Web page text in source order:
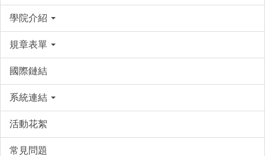
學院介紹
規章表單
國際鏈結
系統連結
活動花絮
常見問題